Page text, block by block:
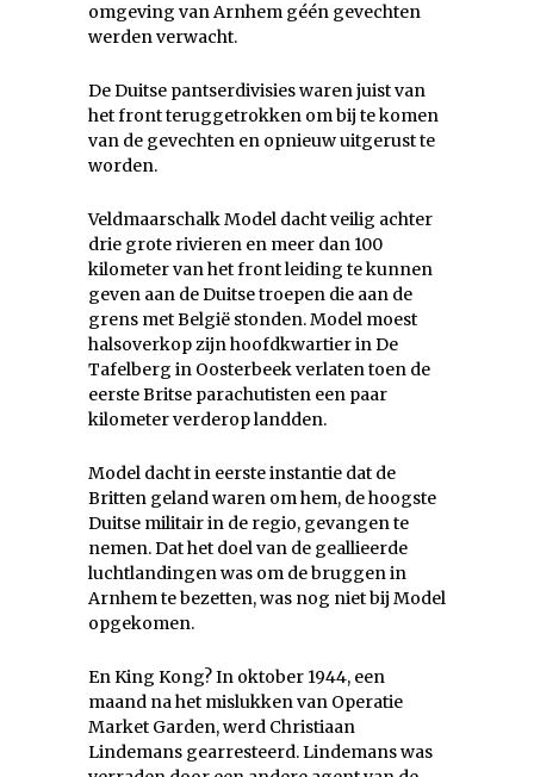
omgeving van Arnhem géén gevechten
werden verwacht.
De Duitse pantserdivisies waren juist van
het front teruggetrokken om bij te komen
van de gevechten en opnieuw uitgerust te
worden.
Veldmaarschalk Model dacht veilig achter
drie grote rivieren en meer dan 100
kilometer van het front leiding te kunnen
geven aan de Duitse troepen die aan de
grens met België stonden. Model moest
halsoverkop zijn hoofdkwartier in De
Tafelberg in Oosterbeek verlaten toen de
eerste Britse parachutisten een paar
kilometer verderop landden.
Model dacht in eerste instantie dat de
Britten geland waren om hem, de hoogste
Duitse militair in de regio, gevangen te
nemen. Dat het doel van de geallieerde
luchtlandingen was om de bruggen in
Arnhem te bezetten, was nog niet bij Model
opgekomen.
En King Kong? In oktober 1944, een
maand na het mislukken van Operatie
Market Garden, werd Christiaan
Lindemans gearresteerd. Lindemans was